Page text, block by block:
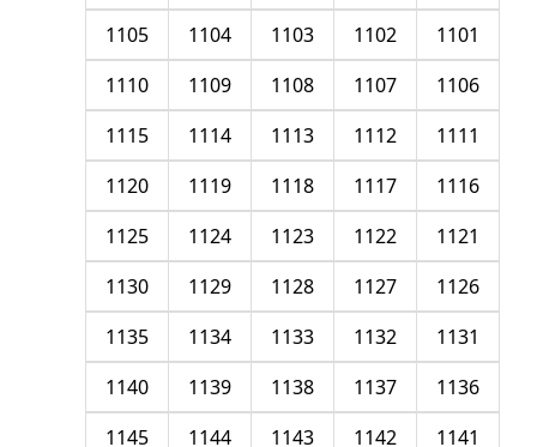
1101
1102
1103
1104
1105
1106
1107
1108
1109
1110
1111
1112
1113
1114
1115
1116
1117
1118
1119
1120
1121
1122
1123
1124
1125
1126
1127
1128
1129
1130
1131
1132
1133
1134
1135
1136
1137
1138
1139
1140
1141
1142
1143
1144
1145